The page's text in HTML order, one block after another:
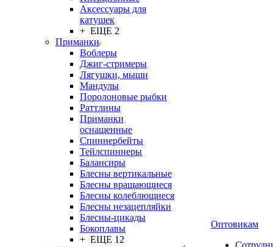
Аксессуары для
катушек
+ ЕЩЕ 2
Приманки
Воблеры
Джиг-стримеры
Лягушки, мыши
Мандулы
Поролоновые рыбки
Раттлины
Приманки
оснащенные
Спиннербейты
Тейлспиннеры
Балансиры
Блесны вертикальные
Блесны вращающиеся
Блесны колеблющиеся
Блесны незацепляйки
Блесны-цикады
Бокоплавы
+ ЕЩЕ 12
Оптовикам